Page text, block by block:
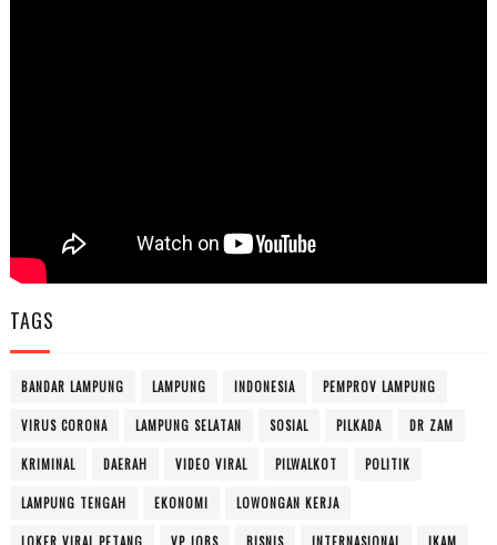
TAGS
BANDAR LAMPUNG LAMPUNG INDONESIA PEMPROV LAMPUNG
VIRUS CORONA LAMPUNG SELATAN SOSIAL PILKADA DR ZAM
KRIMINAL DAERAH VIDEO VIRAL PILWALKOT POLITIK
LAMPUNG TENGAH EKONOMI LOWONGAN KERJA